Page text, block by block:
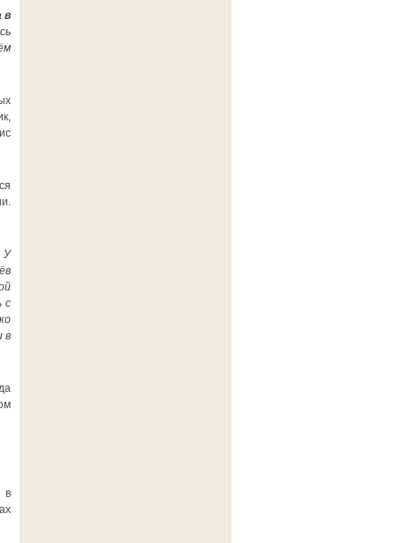
в
У
с
в
в